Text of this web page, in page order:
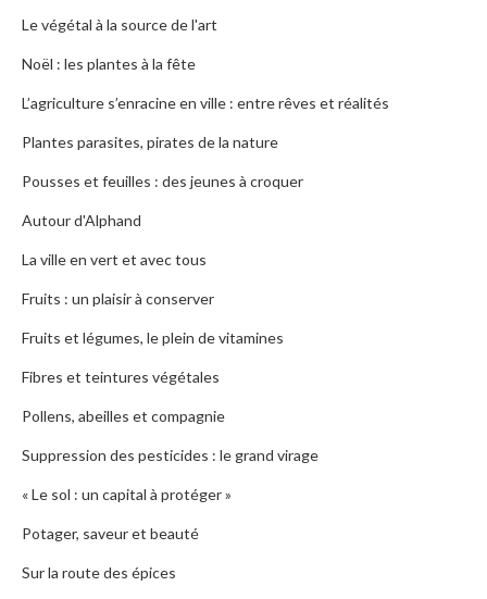
Le végétal à la source de l'art
Noël : les plantes à la fête
L’agriculture s’enracine en ville : entre rêves et réalités
Plantes parasites, pirates de la nature
Pousses et feuilles : des jeunes à croquer
Autour d'Alphand
La ville en vert et avec tous
Fruits : un plaisir à conserver
Fruits et légumes, le plein de vitamines
Fibres et teintures végétales
Pollens, abeilles et compagnie
Suppression des pesticides : le grand virage
« Le sol : un capital à protéger »
Potager, saveur et beauté
Sur la route des épices